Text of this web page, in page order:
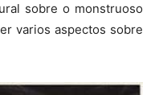
sobre o monstruoso
varios aspectos sobre